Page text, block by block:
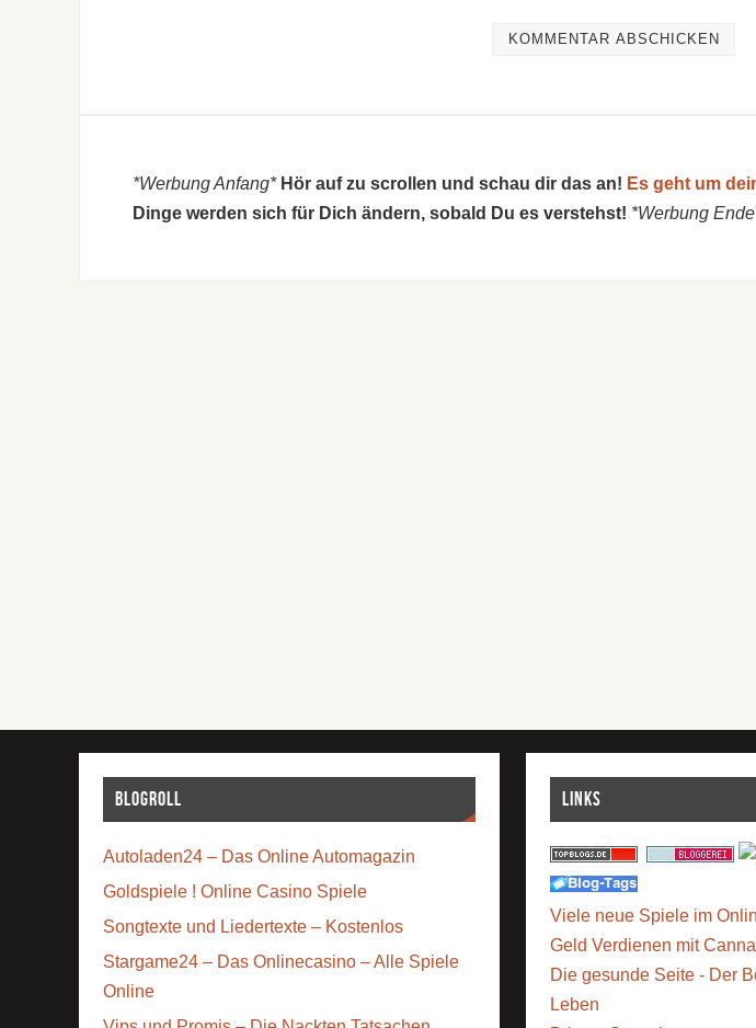
*Werbung Anfang* Hör auf zu scrollen und schau dir das an! Es geht um
Dinge werden sich für Dich ändern, sobald Du es verstehst! *Werbung
Blogroll
Autoladen24 – Das Online Automagazin
Goldspiele ! Online Casino Spiele
Songtexte und Liedertexte – Kostenlos
Stargame24 – Das Onlinecasino – Alle Spiele
Online
Links
Viele neue Spiele im
Geld Verdienen mit
Die gesunde Seite - Der
Leben